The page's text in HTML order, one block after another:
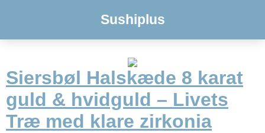
Sushiplus
Siersbøl Halskæde 8 karat
guld & hvidguld – Livets
Træ med klare zirkonia